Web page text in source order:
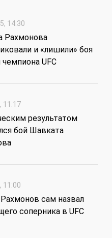
14:30
Рахмонова
и «лишили» боя
чемпиона UFC
11:17
результатом
бой Шавката
11:00
сам назвал
соперника в UFC